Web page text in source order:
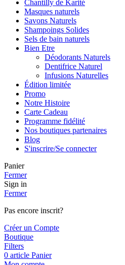
Chantilly de Karité
Masques naturels
Savons Naturels
Shampoings Solides
Sels de bain naturels
Bien Etre
Déodorants Naturels
Dentifrice Naturel
Infusions Naturelles
Édition limitée
Promo
Notre Histoire
Carte Cadeau
Programme fidélité
Nos boutiques partenaires
Blog
S'inscrire/Se connecter
Panier
Fermer
Sign in
Fermer
Pas encore inscrit?
Créer un Compte
Boutique
Filters
0 article Panier